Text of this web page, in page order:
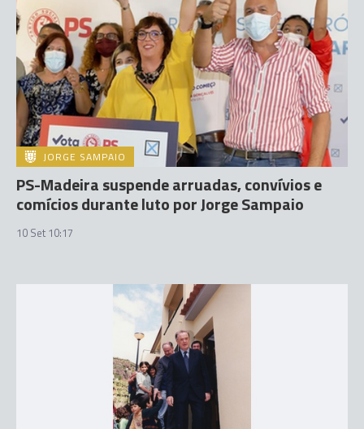
JORGE SAMPAIO
PS-Madeira suspende arruadas, convívios e
comícios durante luto por Jorge Sampaio
10 Set 10:17